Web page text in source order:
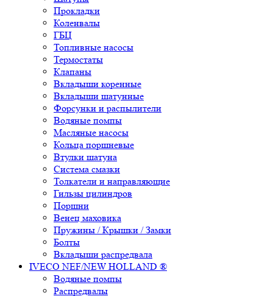
Прокладки
Коленвалы
ГБЦ
Топливные насосы
Термостаты
Клапаны
Вкладыши коренные
Вкладыши шатунные
Форсунки и распылители
Водяные помпы
Масляные насосы
Кольца поршневые
Втулки шатуна
Система смазки
Толкатели и направляющие
Гильзы цилиндров
Поршни
Венец маховика
Пружины / Крышки / Замки
Болты
Вкладыши распредвала
IVECO NEF/NEW HOLLAND ®
Водяные помпы
Распредвалы